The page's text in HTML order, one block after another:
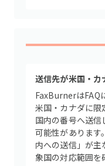
送信先が米国・カ
FaxBurnerはFAQ
米国・カナダに限
国内の番号へ送
可能性があります
内への送信」が
象国の対応範囲を